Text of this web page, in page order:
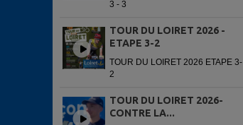
3 - 3
TOUR DU LOIRET 2026 -
ETAPE 3-2
TOUR DU LOIRET 2026 ETAPE 3-
2
TOUR DU LOIRET 2026-
CONTRE LA...